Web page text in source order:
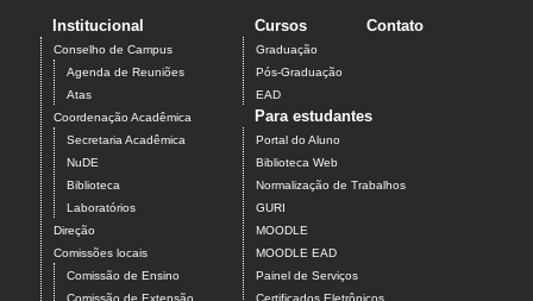
Institucional
Conselho de Campus
Agenda de Reuniões
Atas
Coordenação Acadêmica
Secretaria Acadêmica
NuDE
Biblioteca
Laboratórios
Direção
Comissões locais
Comissão de Ensino
Cursos
Graduação
Pós-Graduação
EAD
Contato
Para estudantes
Portal do Aluno
Biblioteca Web
Normalização de Trabalhos
GURI
MOODLE
MOODLE EAD
Painel de Serviços